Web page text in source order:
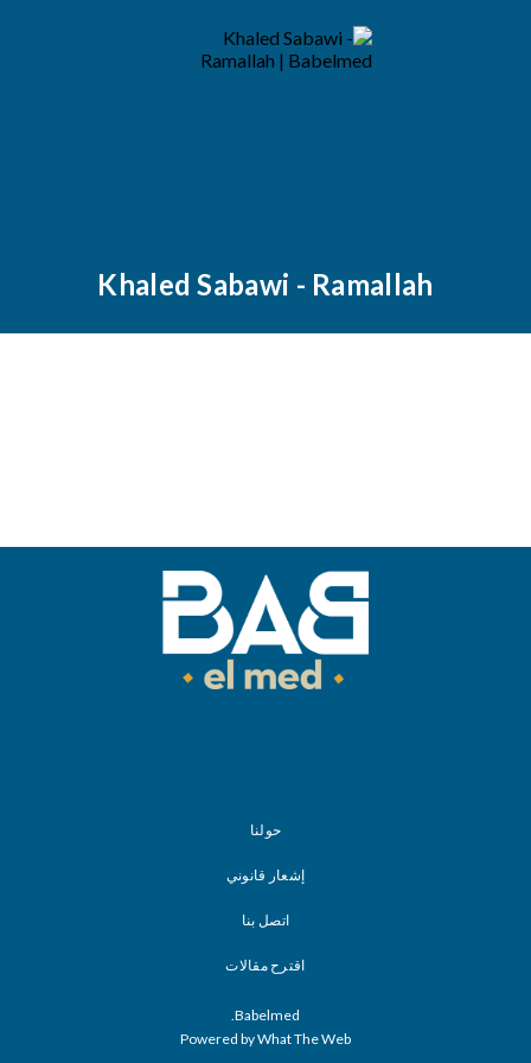
Khaled Sabawi - Ramallah
حولنا
إشعار قانوني
اتصل بنا
اقترح مقالات
Babelmed.
Powered by What The Web